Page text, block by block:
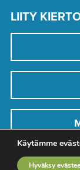
LIITY
Käytämme
Hyväksy